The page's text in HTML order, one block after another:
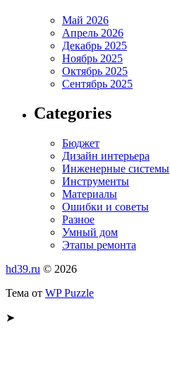
Май 2026
Апрель 2026
Декабрь 2025
Ноябрь 2025
Октябрь 2025
Сентябрь 2025
Categories
Бюджет
Дизайн интерьера
Инженерные системы
Инструменты
Материалы
Ошибки и советы
Разное
Умный дом
Этапы ремонта
hd39.ru © 2026
Тема от WP Puzzle
➤